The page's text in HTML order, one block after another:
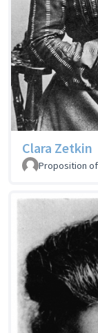
Clara Zetkin
Proposition